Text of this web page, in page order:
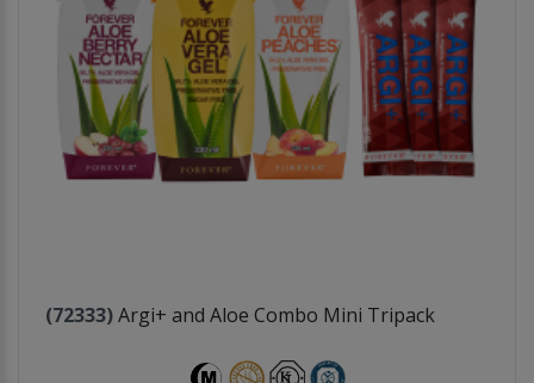
(72333)Argi+ and Aloe Combo Mini Tripack